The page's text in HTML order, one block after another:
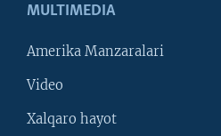
MULTIMEDIA
Amerika Manzaralari
Video
Xalqaro hayot